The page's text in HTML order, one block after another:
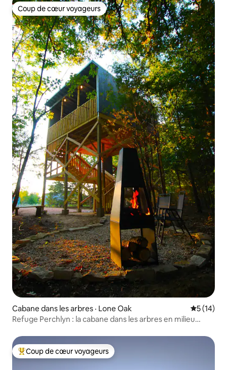
Coup de cœur voyageurs
Coup de cœur voyageurs
Cabane dans les arbres · Lone Oak Note
5 (14)
Refuge Perchlyn : la cabane dans les arbres en milieu
Coup de cœur voyageurs parmi les plus aimés
Coup de cœur voyageurs